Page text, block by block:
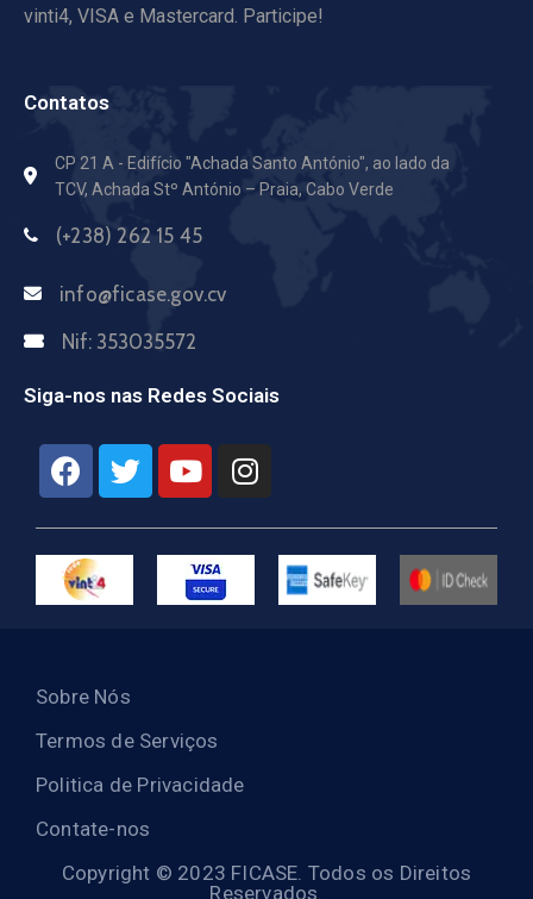
vinti4, VISA e Mastercard. Participe!
Contatos
CP 21 A - Edifício "Achada Santo António", ao lado da
TCV, Achada Stº António – Praia, Cabo Verde
(+238) 262 15 45
info@ficase.gov.cv
Nif: 353035572
Siga-nos nas Redes Sociais
Sobre Nós
Termos de Serviços
Politica de Privacidade
Contate-nos
Copyright © 2023 FICASE. Todos os Direitos
Reservados.